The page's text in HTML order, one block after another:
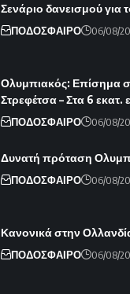
Σενάριο δανεισμού για
ΠΟΔΟΣΦΑΙΡΟ 06/08/
Ολυμπιακός: Επίσημα
Στρεφέτσα – Στα 6 εκατ.
ΠΟΔΟΣΦΑΙΡΟ 06/08/
Δυνατή πρόταση
ΠΟΔΟΣΦΑΙΡΟ 06/08/
Κανονικά στην
ΠΟΔΟΣΦΑΙΡΟ 06/08/